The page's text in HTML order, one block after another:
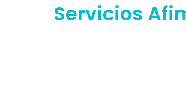
Servicios